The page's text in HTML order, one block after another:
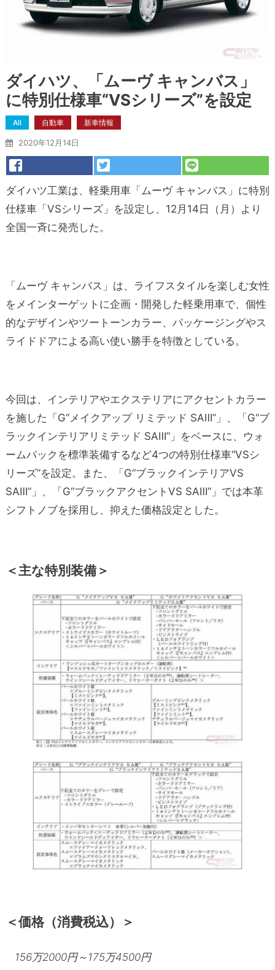
ダイハツ、「ムーヴ キャンバス」
に特別仕様車“VSシリーズ”を設定
All 自動車 新車情報
2020年12月14日
ダイハツ工業は、軽乗用車「ムーヴ キャンバス」に特別
仕様車「VSシリーズ」を設定し、12月14日（月）より
全国一斉に発売した。
「ムーヴ キャンバス」は、ライフスタイルを楽しむ女性
をメインターゲットに企画・開発した軽乗用車で、個性
的なデザインやツートーンカラー、パッケージングやス
ライドドアによる高い使い勝手を特徴としている。
今回は、インテリアやエクステリアにアクセントカラー
を施した「G“メイクアップ リミテッド SAⅢ”」、「G“ブ
ラックインテリアリミテッド SAⅢ”」をベースに、ウォ
ームパックを標準装備するなど4つの特別仕様車“VSシ
リーズ”を設定。また、「G“ブラックインテリアVS
SAⅢ”」、「G“ブラックアクセントVS SAⅢ”」では本革
シフトノブを採用し、抑えた価格設定とした。
＜主な特別装備＞
＜価格（消費税込）＞
156万2000円～175万4500円